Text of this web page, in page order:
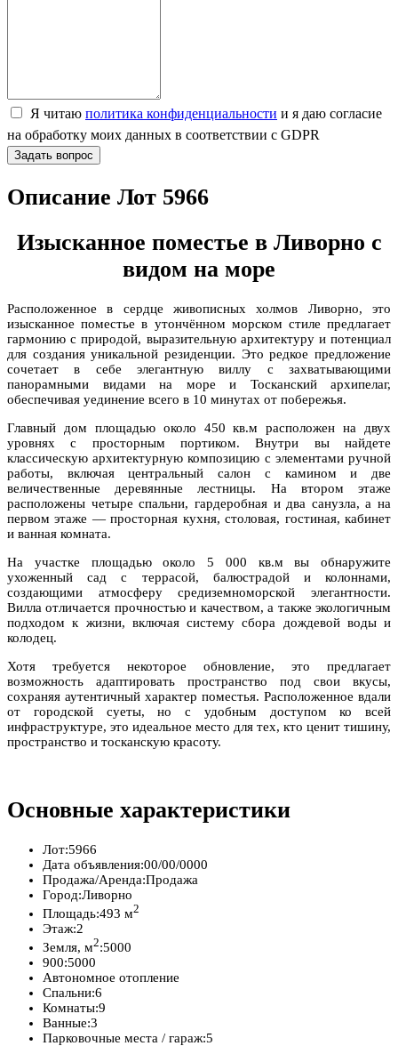
Я читаю политика конфиденциальности и я даю согласие
на обработку моих данных в соответствии с GDPR
Задать вопрос
Описание Лот 5966
Изысканное поместье в Ливорно с
видом на море
Расположенное в сердце живописных холмов Ливорно, это
изысканное поместье в утончённом морском стиле предлагает
гармонию с природой, выразительную архитектуру и потенциал
для создания уникальной резиденции. Это редкое предложение
сочетает в себе элегантную виллу с захватывающими
панорамными видами на море и Тосканский архипелаг,
обеспечивая уединение всего в 10 минутах от побережья.
Главный дом площадью около 450 кв.м расположен на двух
уровнях с просторным портиком. Внутри вы найдете
классическую архитектурную композицию с элементами ручной
работы, включая центральный салон с камином и две
величественные деревянные лестницы. На втором этаже
расположены четыре спальни, гардеробная и два санузла, а на
первом этаже — просторная кухня, столовая, гостиная, кабинет
и ванная комната.
На участке площадью около 5 000 кв.м вы обнаружите
ухоженный сад с террасой, балюстрадой и колоннами,
создающими атмосферу средиземноморской элегантности.
Вилла отличается прочностью и качеством, а также экологичным
подходом к жизни, включая систему сбора дождевой воды и
колодец.
Хотя требуется некоторое обновление, это предлагает
возможность адаптировать пространство под свои вкусы,
сохраняя аутентичный характер поместья. Расположенное вдали
от городской суеты, но с удобным доступом ко всей
инфраструктуре, это идеальное место для тех, кто ценит тишину,
пространство и тосканскую красоту.
Основные характеристики
Лот:5966
Дата объявления:00/00/0000
Продажа/Аренда:Продажа
Город:Ливорно
Площадь:493 м2
Этаж:2
Земля, м2:5000
900:5000
Автономное отопление
Спальни:6
Комнаты:9
Ванные:3
Парковочные места / гараж:5